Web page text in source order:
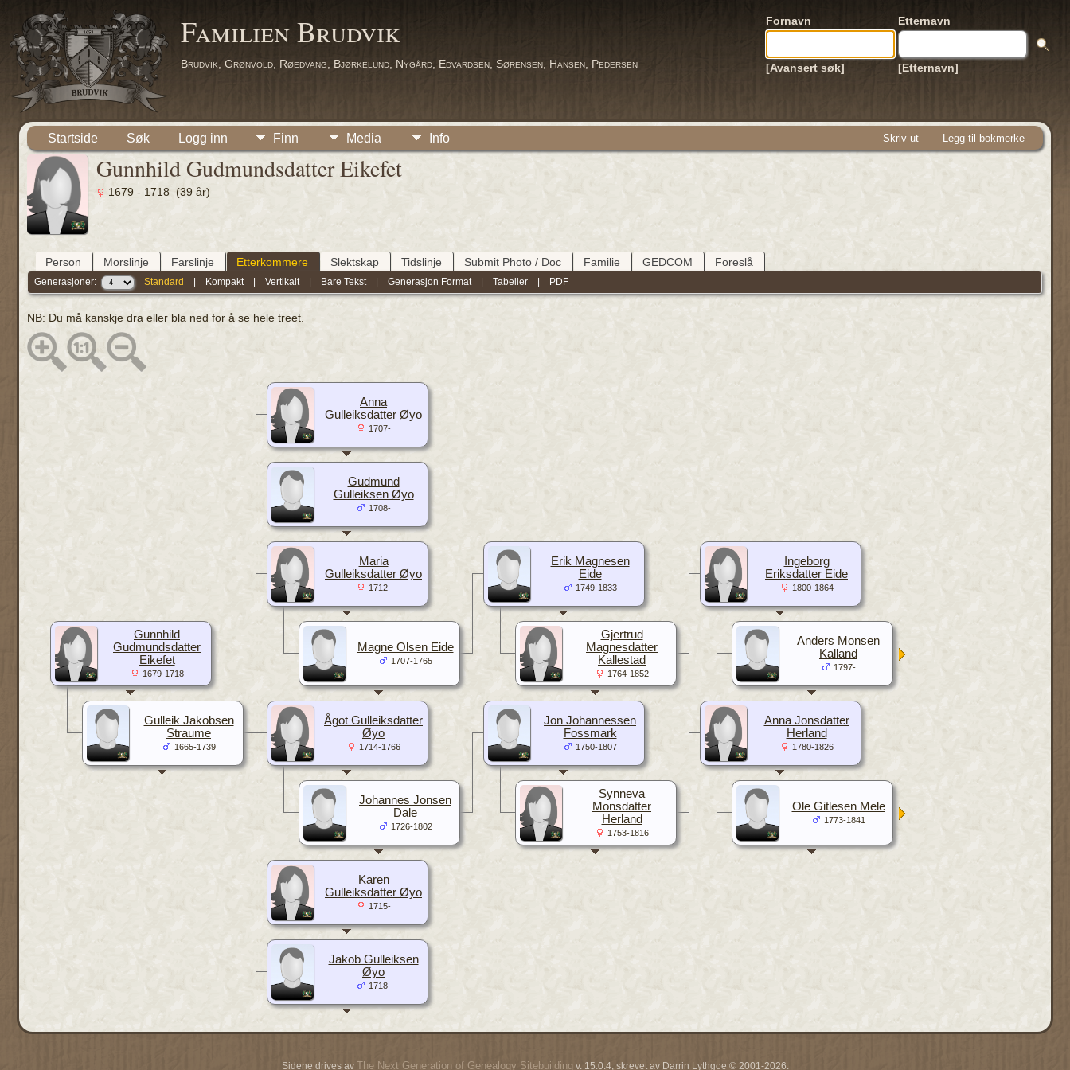
Familien Brudvik
Brudvik, Grønvold, Røedvang, Bjørkelund, Nygård, Edvardsen, Sørensen, Hansen, Pedersen
Fornavn Etternavn
[Avansert søk] [Etternavn]
Startside Søk Logg inn Finn Media Info Skriv ut Legg til bokmerke
Gunnhild Gudmundsdatter Eikefet
1679 - 1718 (39 år)
Person Morslinje Farslinje Etterkommere Slektskap Tidslinje Submit Photo / Doc Familie GEDCOM Foreslå
Generasjoner: Standard | Kompakt |Vertikalt | Bare Tekst |Generasjon Format |Tabeller | PDF
NB: Du må kanskje dra eller bla ned for å se hele treet.
Anna
Gulleiksdatter Øyo
1707-
Gudmund
Gulleiksen Øyo
1708-
Ingeborg
Eriksdatter Eide
1800-1864
Anders Monsen
Kalland
1797-
Erik Magnesen
Eide
1749-1833
Gjertrud
Magnesdatter
Kallestad
1764-1852
Maria
Gulleiksdatter Øyo
1712-
Magne Olsen Eide
1707-1765
Anna Jonsdatter
Herland
1780-1826
Ole Gitlesen Mele
1773-1841
Jon Johannessen
Fossmark
1750-1807
Synneva
Monsdatter
Herland
1753-1816
Ågot Gulleiksdatter
Øyo
1714-1766
Johannes Jonsen
Dale
1726-1802
Karen
Gulleiksdatter Øyo
1715-
Jakob Gulleiksen
Øyo
1718-
Gunnhild
Gudmundsdatter
Eikefet
1679-1718
Gulleik Jakobsen
Straume
1665-1739
Sidene drives av The Next Generation of Genealogy Sitebuilding v. 15.0.4, skrevet av Darrin Lythgoe © 2001-2026.